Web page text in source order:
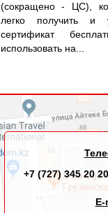
(сокращено - ЦС),
легко получить и
сертификат
использовать на...
+7 (727) 345 20 20